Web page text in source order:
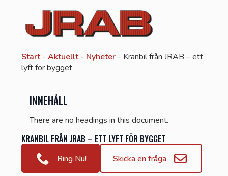
Start-Aktuellt - Nyheter - Kranbil från JRAB – ett
lyft för bygget
INNEHÅLL
There are no headings in this document.
KRANBIL FRÅN JRAB – ETT LYFT FÖR BYGGET
Ring Nu! Skicka en fråga